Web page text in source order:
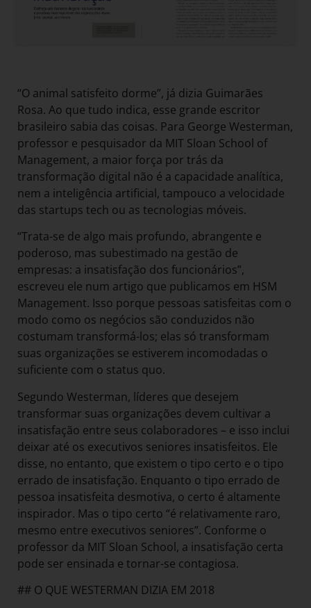
“O animal satisfeito dorme”, já dizia Guimarães
Rosa. Ao que tudo indica, esse grande escritor
brasileiro sabia das coisas. Para George Westerman,
professor e pesquisador da MIT Sloan School of
Management, a maior força por trás da
transformação digital não é a capacidade analítica,
nem a inteligência artificial, tampouco a velocidade
das startups tech ou as tecnologias móveis.
“Trata-se de algo mais profundo, abrangente e
poderoso, mas subestimado na gestão de
empresas: a insatisfação dos funcionários”,
escreveu ele num artigo que publicamos em HSM
Management. Isso porque pessoas satisfeitas com o
modo como os negócios são conduzidos não
costumam transformá-los; elas só transformam
suas organizações se estiverem incomodadas o
suficiente com o status quo.
Segundo Westerman, líderes que desejem
transformar suas organizações devem cultivar a
insatisfação entre seus colaboradores – e isso inclui
deixar até os executivos seniores insatisfeitos. Ele
disse, no entanto, que existem o tipo certo e o tipo
errado de insatisfação. Enquanto o tipo errado de
pessoa insatisfeita desmotiva, o certo é altamente
inspirador. Mas o tipo certo “é relativamente raro,
mesmo entre executivos seniores”. Conforme o
professor da MIT Sloan School, a insatisfação certa
pode ser ensinada e tornar-se contagiosa.
## O QUE WESTERMAN DIZIA EM 2018